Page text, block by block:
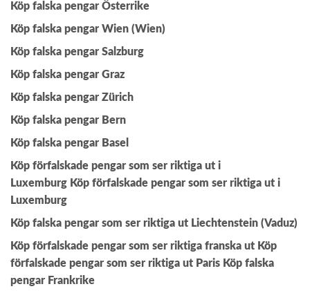
Köp falska pengar Österrike
Köp falska pengar Wien (Wien)
Köp falska pengar Salzburg
Köp falska pengar Graz
Köp falska pengar Zürich
Köp falska pengar Bern
Köp falska pengar Basel
Köp förfalskade pengar som ser riktiga ut i
Luxemburg Köp förfalskade pengar som ser riktiga ut i
Luxemburg
Köp falska pengar som ser riktiga ut Liechtenstein (Vaduz)
Köp förfalskade pengar som ser riktiga franska ut Köp
förfalskade pengar som ser riktiga ut Paris Köp falska
pengar Frankrike